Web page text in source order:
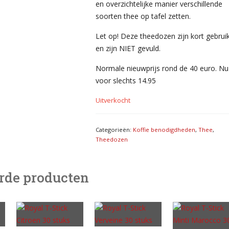
en overzichtelijke manier verschillende
soorten thee op tafel zetten.
Let op! Deze theedozen zijn kort
en zijn NIET gevuld.
Normale nieuwprijs rond de 40 euro. Nu
voor slechts 14.95
Uitverkocht
Categorieën: Koffie benodigdheden,Thee,
Theedozen
producten